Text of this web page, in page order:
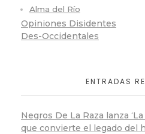
Alma del Río
Opiniones Disidentes
Des-Occidentales
ENTRADAS
Negros De La Raza lanza
que convierte el legado del